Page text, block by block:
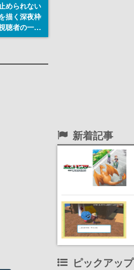
められない
描く深夜枠
聴者の一部
。違法薬物
新着記事
ピックアップ